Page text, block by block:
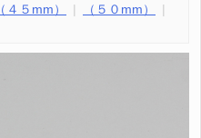
（４５mm）
（５０mm）